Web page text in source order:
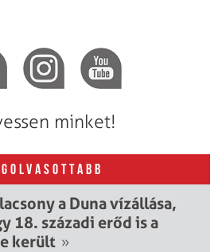
minket!
a Duna vízállása,
18. századi erőd is a
került »